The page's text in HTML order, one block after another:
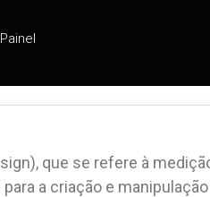
que se refere à
a criação e